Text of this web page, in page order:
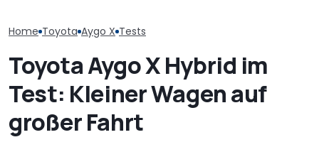
Home Toyota Aygo X Tests
Toyota Aygo X Hybrid im
Test: Kleiner Wagen auf
großer Fahrt